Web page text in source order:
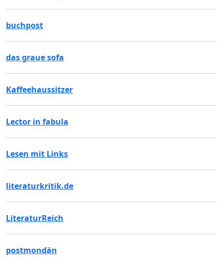
buchpost
das graue sofa
Kaffeehaussitzer
Lector in fabula
Lesen mit Links
literaturkritik.de
LiteraturReich
postmondän